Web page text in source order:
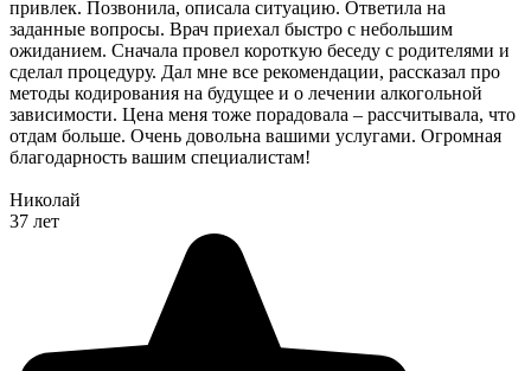
привлек. Позвонила, описала ситуацию. Ответила на
заданные вопросы. Врач приехал быстро с небольшим
ожиданием. Сначала провел короткую беседу с родителями и
сделал процедуру. Дал мне все рекомендации, рассказал про
методы кодирования на будущее и о лечении алкогольной
зависимости. Цена меня тоже порадовала – рассчитывала, что
отдам больше. Очень довольна вашими услугами. Огромная
благодарность вашим специалистам!
Николай
37 лет